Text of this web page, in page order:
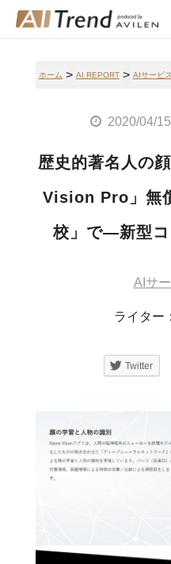
ホーム > AI REPORT > AIサービ
2020/04/15
歴史的著名人の
Vision Pro」無
校」で―新型コ
AIサ
ライター：
Twitter